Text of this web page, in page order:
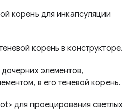
корень для инкапсуляции
корень в конструкторе.
элементов,
в его теневой корень.
для проецирования светлых